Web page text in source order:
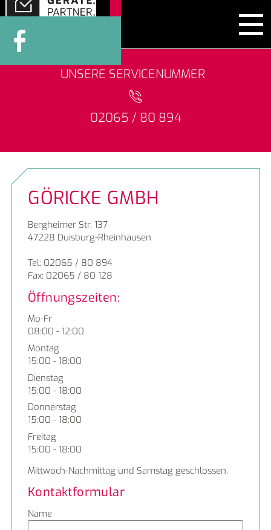
Impressum
UNSERE SERVICENUMMER
02065 / 80 894
GÖRICKE GMBH
Bergheimer Str. 137
47228 Duisburg-Rheinhausen
Tel: 02065 / 80 894
Fax: 02065 / 80 128
Öffnungszeiten:
Mo-Fr
08:00 - 12:00
Montag
15:00 - 18:00
Dienstag
15:00 - 18:00
Donnerstag
15:00 - 18:00
Freitag
15:00 - 18:00
Mittwoch-Nachmittag und Samstag geschlossen.
Kontaktformular
Name